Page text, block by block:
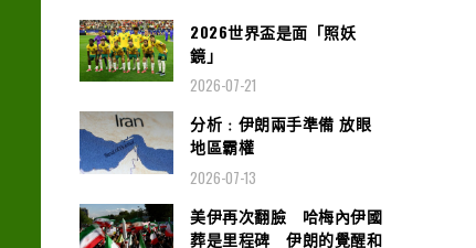
2026世界盃是面「照妖
鏡」
2026-07-21
分析﹕伊朗兩手準備 放眼
地區霸權
2026-07-13
美伊再次翻臉 哈梅內伊國
葬是里程碑 伊朗的覺醒和